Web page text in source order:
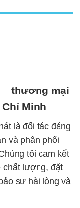
_ thương mại
Minh
là đối tác đáng
và phân phối
tôi cam kết
chất lượng, đặt
sự hài lòng và